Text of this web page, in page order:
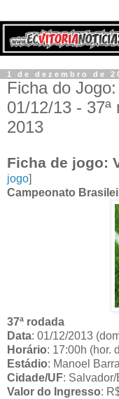
1 de dezembro de
Ficha do
01/12/13 -
2013
Ficha de jogo:
jogo]
Campeonato
37ª rodada
Data: 01/12/2013
Horário: 17:00h (hor.
Estádio: Manoel
Cidade/UF: Salvador/
Valor do Ingresso: